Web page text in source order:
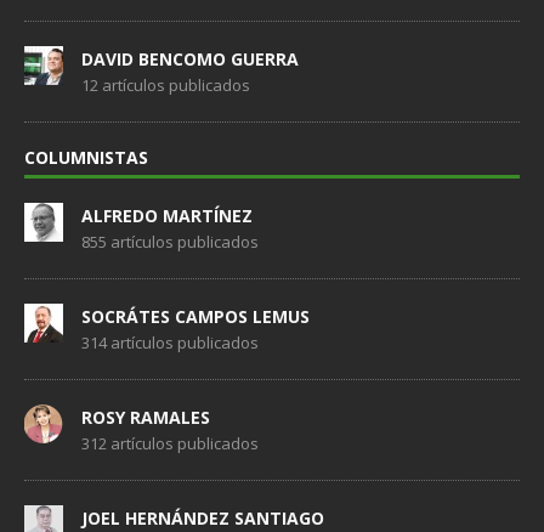
DAVID BENCOMO GUERRA
12 artículos publicados
COLUMNISTAS
ALFREDO MARTÍNEZ
855 artículos publicados
SOCRÁTES CAMPOS LEMUS
314 artículos publicados
ROSY RAMALES
312 artículos publicados
JOEL HERNÁNDEZ SANTIAGO